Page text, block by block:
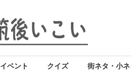
イベント クイズ 街ネタ・小ネ